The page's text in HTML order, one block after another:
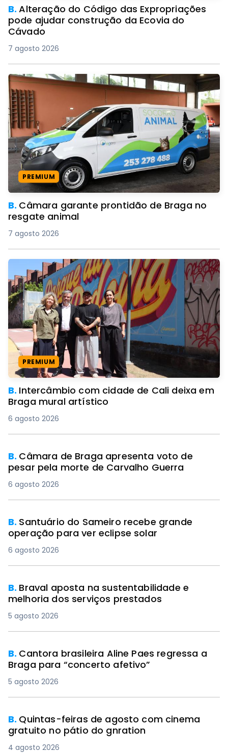
B.Alteração do Código das Expropriações
pode ajudar construção da Ecovia do
Cávado
7 agosto 2026
PREMIUM
B. Câmara garante prontidão de Braga no
resgate animal
7 agosto 2026
PREMIUM
B. Intercâmbio com cidade de Cali deixa em
Braga mural artístico
6 agosto 2026
B. Câmara de Braga apresenta voto de
pesar pela morte de Carvalho Guerra
6 agosto 2026
B. Santuário do Sameiro recebe grande
operação para ver eclipse solar
6 agosto 2026
B. Braval aposta na sustentabilidade e
melhoria dos serviços prestados
5 agosto 2026
B. Cantora brasileira Aline Paes regressa a
Braga para “concerto afetivo”
5 agosto 2026
B. Quintas-feiras de agosto com cinema
gratuito no pátio do gnration
4 agosto 2026